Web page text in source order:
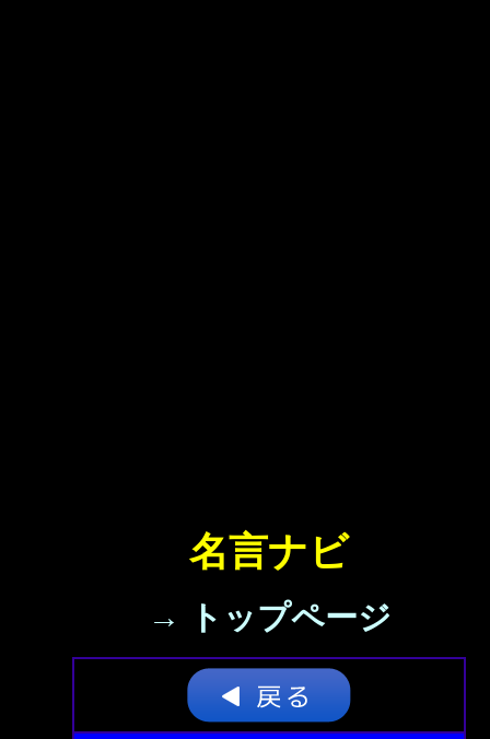
名言ナビ
→ トップページ